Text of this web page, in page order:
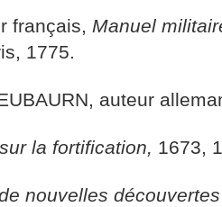
français, Manuel
1775.
auteur
la fortification, 1673,
nouvelles